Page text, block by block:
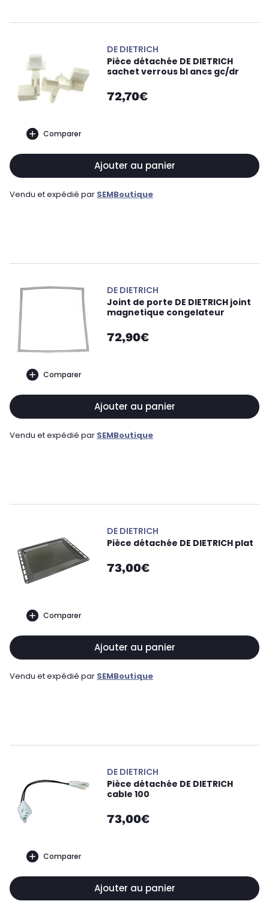
Comparer
DE DIETRICH
Pièce détachée DE DIETRICH
sachet verrous bl ancs gc/dr
72,70€
Ajouter au panier
Vendu et expédié par SEMBoutique
Comparer
DE DIETRICH
Joint de porte DE DIETRICH joint
magnetique congelateur
72,90€
Ajouter au panier
Vendu et expédié par SEMBoutique
Comparer
DE DIETRICH
Pièce détachée DE DIETRICH plat
73,00€
Ajouter au panier
Vendu et expédié par SEMBoutique
Comparer
DE DIETRICH
Pièce détachée DE DIETRICH
cable 100
73,00€
Ajouter au panier